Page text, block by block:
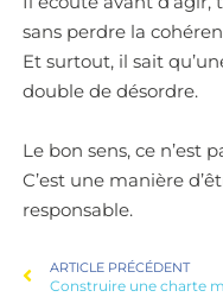
sans perdre la
Et surtout, il sait
double de désordre.
Le bon sens, ce n’est
C’est une manière
responsable.
ARTICLE PRÉCÉDENT